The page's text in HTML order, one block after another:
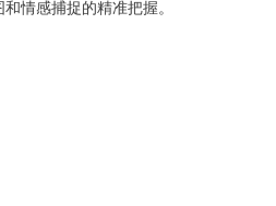
情感捕捉的精准把握。